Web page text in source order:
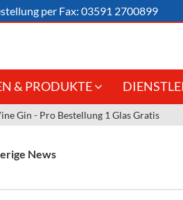
per Fax: 03591 2700899
Gastronomie
Großhandel
& PRODUKTE
Kommisionskauf &
Gin - Pro Bestellung 1 Glas Gratis
News